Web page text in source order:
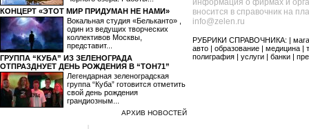
КОНЦЕРТ «ЭТОТ МИР ПРИДУМАН НЕ НАМИ»
Вокальная студия «Бельканто» ,
один из ведущих творческих
коллективов Москвы,
представит...
ГРУППА “КУБА” ИЗ ЗЕЛЕНОГРАДА
ОТПРАЗДНУЕТ ДЕНЬ РОЖДЕНИЯ В “ТОН71”
Легендарная зеленоградская
группа “Куба” готовится отметить
свой день рождения
грандиозным...
АРХИВ НОВОСТЕЙ
информация о фирмах и
вносится в справочник на
info@zelen.ru
РУБРИКИ СПРАВОЧНИКА: |
авто
образование медицина
полиграфия
услуги банки